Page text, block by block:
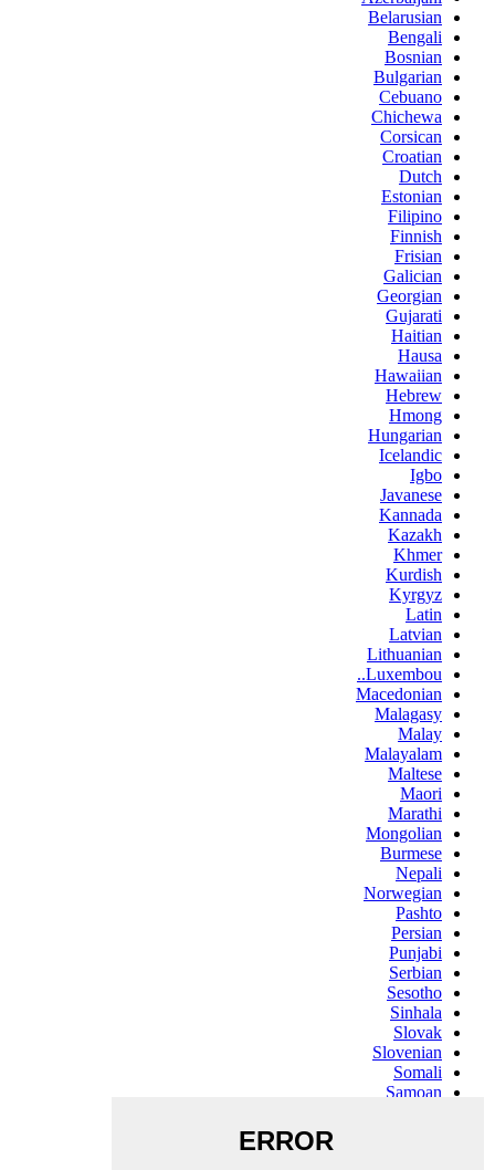
Belarusian
Bengali
Bosnian
Bulgarian
Cebuano
Chichewa
Corsican
Croatian
Dutch
Estonian
Filipino
Finnish
Frisian
Galician
Georgian
Gujarati
Haitian
Hausa
Hawaiian
Hebrew
Hmong
Hungarian
Icelandic
Igbo
Javanese
Kannada
Kazakh
Khmer
Kurdish
Kyrgyz
Latin
Latvian
Lithuanian
Luxembou..
Macedonian
Malagasy
Malay
Malayalam
Maltese
Maori
Marathi
Mongolian
Burmese
Nepali
Norwegian
Pashto
Persian
Punjabi
Serbian
Sesotho
Sinhala
Slovak
Slovenian
Somali
Samoan